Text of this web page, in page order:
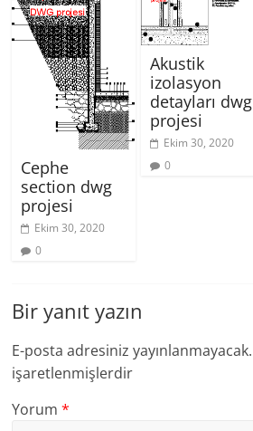
Cephe
section dwg
projesi
Ekim 30, 2020
0
Akustik
izolasyon
detayları dwg
projesi
Ekim 30, 2020
0
Bir yanıt yazın
E-posta adresiniz yayınlanmayacak.
işaretlenmişlerdir
Yorum*